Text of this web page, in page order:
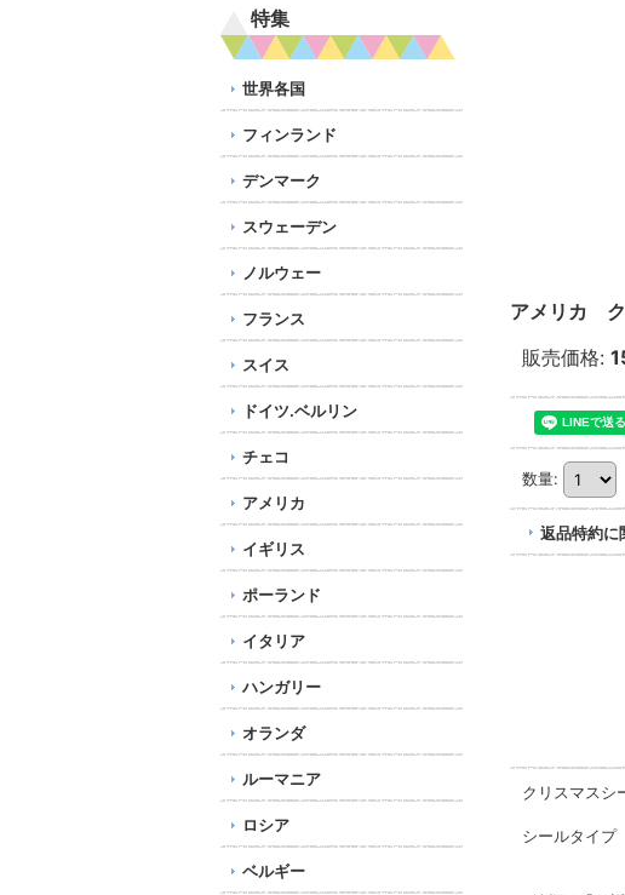
特集
世界各国
フィンランド
デンマーク
スウェーデン
ノルウェー
フランス
スイス
ドイツ.ベルリン
チェコ
アメリカ
イギリス
ポーランド
イタリア
ハンガリー
オランダ
ルーマニア
ロシア
ベルギー
アメリカ
販売価格:
数量:
返品特約に
クリスマスシ
シールタイプ